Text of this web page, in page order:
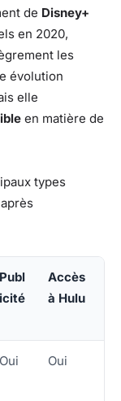
de Disney+
en 2020,
les
évolution
elle
en matière de
types
après
Publ
icité
Accès
à Hulu
Oui Oui